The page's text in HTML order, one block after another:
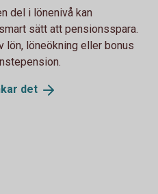
del i lönenivå kan
sätt att pensionsspara.
lön, löneökning eller bonus
det